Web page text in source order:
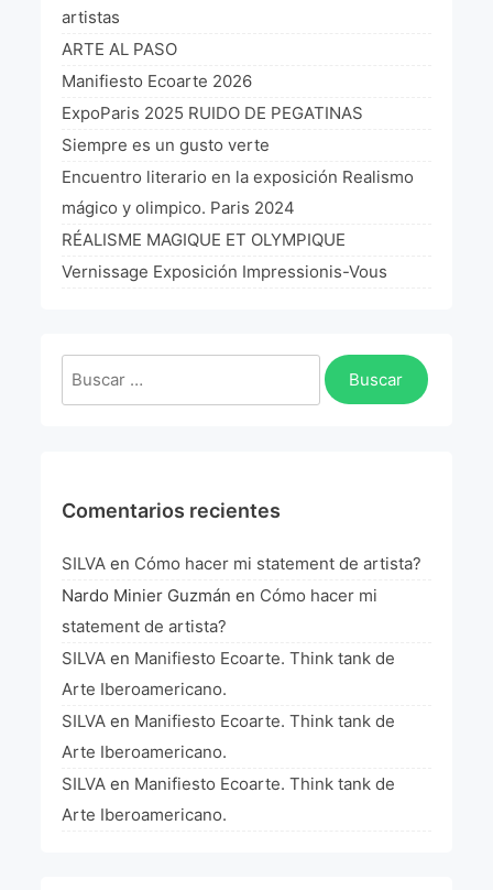
L’art Colombien à Paris 2019
L’art Latino-américain à Paris 2019
Reflecting Source. NY 2019
«Sincronías con sentido» Bogotá Colombia 2019
«Huellas trashumantes» New York 2018
Commissaire D’exposition
Manifiesto Ecoarte
artistas
ARTE AL PASO
Manifiesto Ecoarte 2026
ExpoParis 2025 RUIDO DE PEGATINAS
Siempre es un gusto verte
Encuentro literario en la exposición Realismo
mágico y olimpico. Paris 2024
RÉALISME MAGIQUE ET OLYMPIQUE
Vernissage Exposición Impressionis-Vous
Buscar:
Comentarios recientes
SILVA en Cómo hacer mi statement de artista?
Nardo Minier Guzmán en Cómo hacer mi
statement de artista?
SILVA en Manifiesto Ecoarte. Think tank de
Arte Iberoamericano.
SILVA en Manifiesto Ecoarte. Think tank de
Arte Iberoamericano.
SILVA en Manifiesto Ecoarte. Think tank de
Arte Iberoamericano.